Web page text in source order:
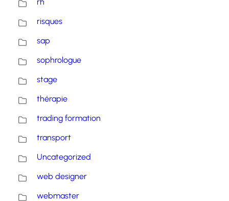
risques
sap
sophrologue
stage
thérapie
trading formation
transport
Uncategorized
web designer
webmaster